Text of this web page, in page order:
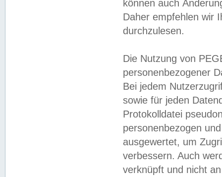
können auch
Daher empfehlen wir
durchzulesen.
Die Nutzung von
personenbezogener
Bei jedem
sowie für jeden
Protokolldatei
personenbezogen
ausgewertet, um
verbessern. Auch
verknüpft und nicht